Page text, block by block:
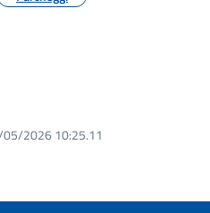
2026 10:25.11